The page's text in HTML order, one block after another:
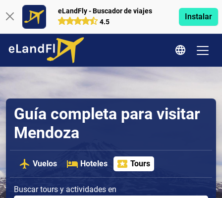
eLandFly - Buscador de viajes
4.5
Instalar
Guía completa para visitar
Mendoza
Vuelos Hoteles Tours
Buscar tours y actividades en